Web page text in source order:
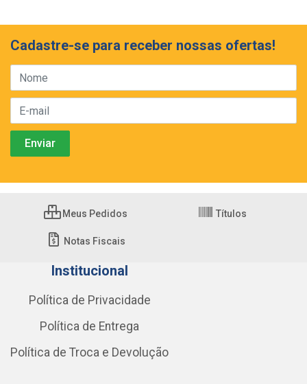
Cadastre-se para receber nossas ofertas!
Meus Pedidos Títulos
Notas Fiscais
Institucional
Política de Privacidade
Política de Entrega
Política de Troca e Devolução